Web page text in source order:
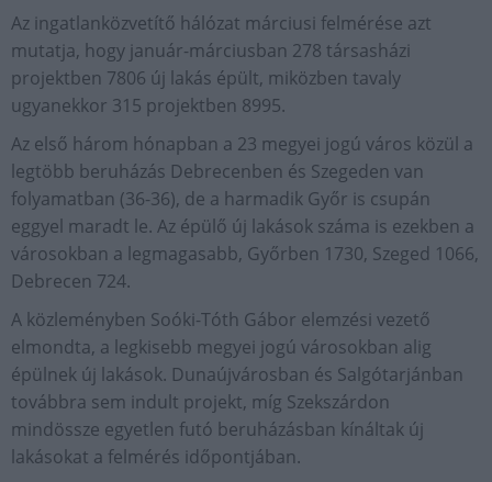
Az ingatlanközvetítő hálózat márciusi felmérése azt
mutatja, hogy január-márciusban 278 társasházi
projektben 7806 új lakás épült, miközben tavaly
ugyanekkor 315 projektben 8995.
Az első három hónapban a 23 megyei jogú város közül a
legtöbb beruházás Debrecenben és Szegeden van
folyamatban (36-36), de a harmadik Győr is csupán
eggyel maradt le. Az épülő új lakások száma is ezekben a
városokban a legmagasabb, Győrben 1730, Szeged 1066,
Debrecen 724.
A közleményben Soóki-Tóth Gábor elemzési vezető
elmondta, a legkisebb megyei jogú városokban alig
épülnek új lakások. Dunaújvárosban és Salgótarjánban
továbbra sem indult projekt, míg Szekszárdon
mindössze egyetlen futó beruházásban kínáltak új
lakásokat a felmérés időpontjában.